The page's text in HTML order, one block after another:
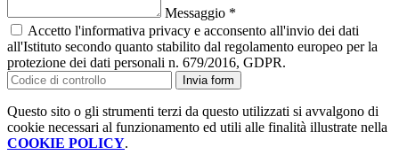
Messaggio *
Accetto l'informativa privacy e acconsento all'invio dei dati
all'Istituto secondo quanto stabilito dal regolamento europeo per la
protezione dei dati personali n. 679/2016, GDPR.
Invia form
Questo sito o gli strumenti terzi da questo utilizzati si avvalgono di
cookie necessari al funzionamento ed utili alle finalità illustrate nella
COOKIE POLICY.